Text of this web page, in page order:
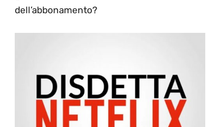
dell’abbonamento?